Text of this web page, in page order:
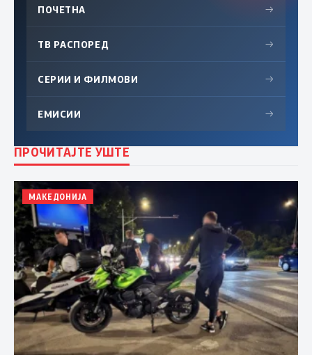
ПОЧЕТНА →
ТВ РАСПОРЕД →
СЕРИИ И ФИЛМОВИ →
ЕМИСИИ →
ПРОЧИТАЈТЕ УШТЕ
МАКЕДОНИЈА